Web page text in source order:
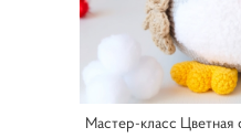
Мастер-класс Цветная